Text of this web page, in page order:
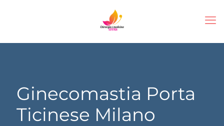
Ginecomastia Porta
Ticinese Milano